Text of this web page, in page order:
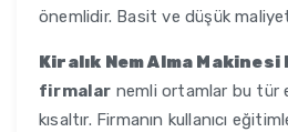
önemlidir. Basit ve düşük
Kiralık Nem Alma
firmalar nemli ortamlar bu tür
kısaltır. Firmanın kullanıcı